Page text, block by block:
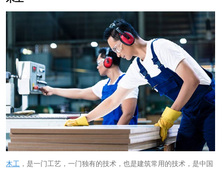
木工 ，是一门工艺，一门独有的技术，也是建筑常用的技术，是中国